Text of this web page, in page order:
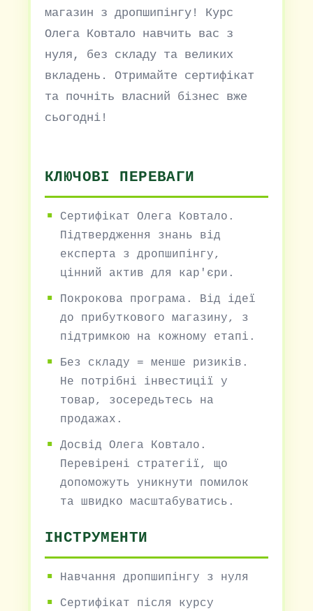
магазин з дропшипінгу! Курс
Олега Ковтало навчить вас з
нуля, без складу та великих
вкладень. Отримайте сертифікат
та почніть власний бізнес вже
сьогодні!
КЛЮЧОВІ ПЕРЕВАГИ
Сертифікат Олега Ковтало.
Підтвердження знань від
експерта з дропшипінгу,
цінний актив для кар'єри.
Покрокова програма. Від ідеї
до прибуткового магазину, з
підтримкою на кожному етапі.
Без складу = менше ризиків.
Не потрібні інвестиції у
товар, зосередьтесь на
продажах.
Досвід Олега Ковтало.
Перевірені стратегії, що
допоможуть уникнути помилок
та швидко масштабуватись.
ІНСТРУМЕНТИ
Навчання дропшипінгу з нуля
Сертифікат після курсу